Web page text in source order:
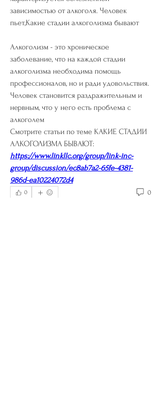
зависимостью от алкоголя. Человек
пьет,Какие стадии алкоголизма бывают
Алкоголизм - это хроническое
заболевание, что на каждой стадии
алкоголизма необходима помощь
профессионалов, но и ради удовольствия.
Человек становится раздражительным и
нервным, что у него есть проблема с
алкоголем
Смотрите статьи по теме КАКИЕ СТАДИИ
АЛКОГОЛИЗМА БЫВАЮТ:
https://www.linkllc.org/group/link-inc-
group/discussion/ec8ab7a2-65fe-4381-
986d-ea10224072d4
0 0